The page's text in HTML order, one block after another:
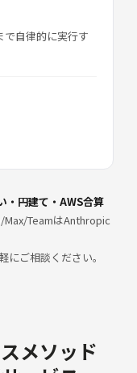
で自律的に実行す
・円建て・AWS合算
TeamはAnthropic
にご相談ください。
メソッド